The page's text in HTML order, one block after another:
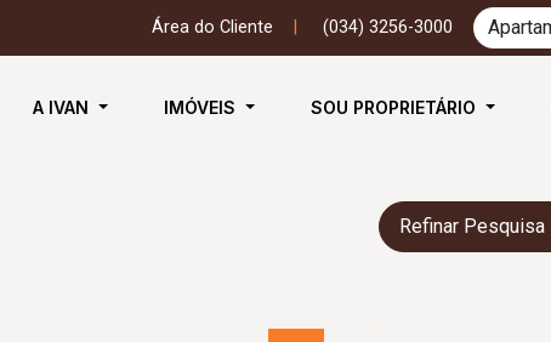
Área do Cliente (034) 3256-3000
A IVAN IMÓVEIS SOU PROPRIETÁRIO
Refinar Pesquisa